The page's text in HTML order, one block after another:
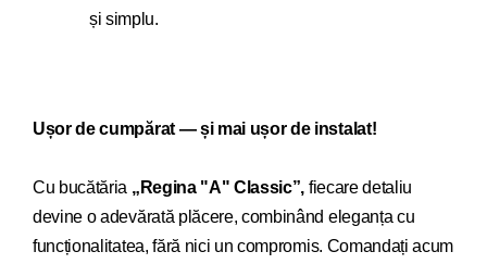
și simplu.
Ușor de cumpărat — și mai ușor de instalat!
Cu bucătăria „Regina "A" Classic”, fiecare detaliu
devine o adevărată plăcere, combinând eleganța cu
funcționalitatea, fără nici un compromis. Comandați acum